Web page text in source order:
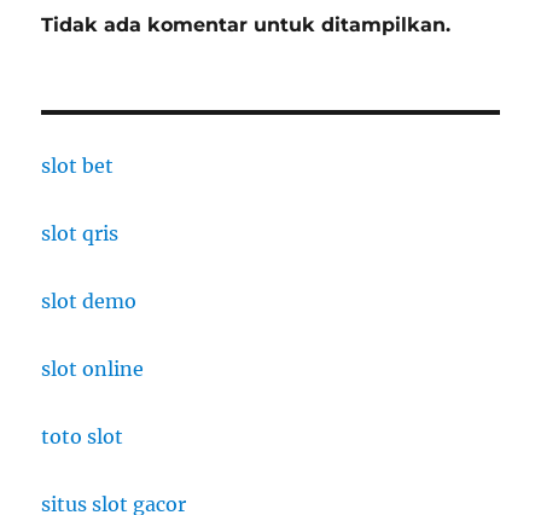
Tidak ada komentar untuk ditampilkan.
slot bet
slot qris
slot demo
slot online
toto slot
situs slot gacor